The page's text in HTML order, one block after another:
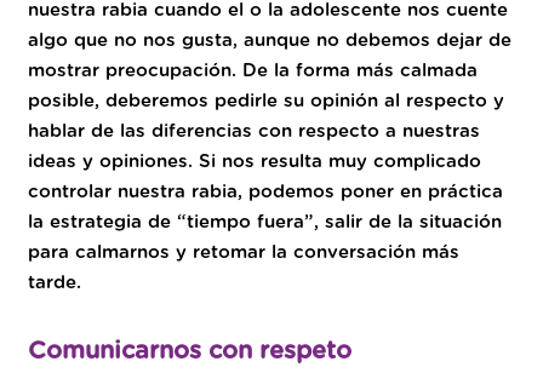
nuestra rabia cuando el o la adolescente nos cuente
algo que no nos gusta, aunque no debemos dejar de
mostrar preocupación. De la forma más calmada
posible, deberemos pedirle su opinión al respecto y
hablar de las diferencias con respecto a nuestras
ideas y opiniones. Si nos resulta muy complicado
controlar nuestra rabia, podemos poner en práctica
la estrategia de “tiempo fuera”, salir de la situación
para calmarnos y retomar la conversación más
tarde.
Comunicarnos con respeto